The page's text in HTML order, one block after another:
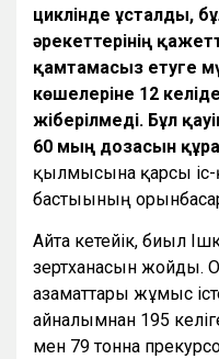
циклінде ұсталды,
әрекеттерінің
қамтамасыз етуге
көшелеріне 12
жіберілмеді. Бұл
60 мың дозасын
қылмысына қарсы іс-
бастығының
Айта кетейік, биыл
зертханасын жойды.
азаматтары жұмыс
айналымнан 195
мен 79 тонна